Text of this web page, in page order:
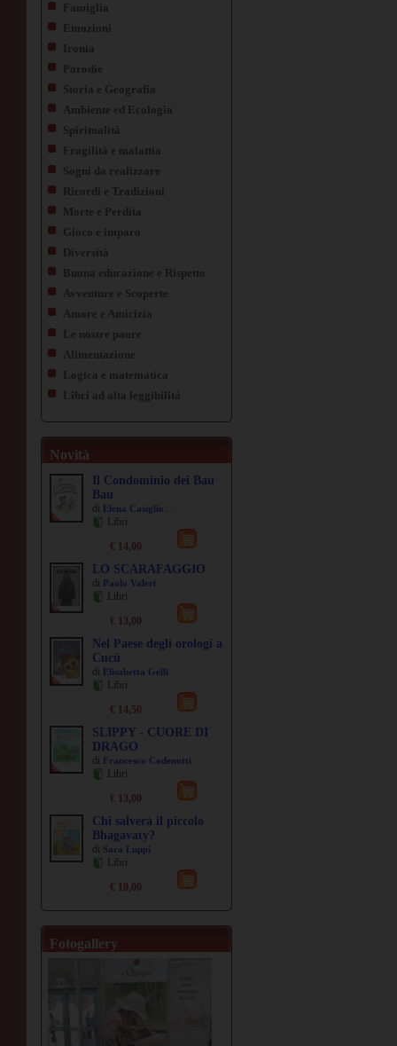
Famiglia
Emozioni
Ironia
Parodie
Storia e Geografia
Ambiente ed Ecologia
Spiritualità
Fragilità e malattia
Sogni da realizzare
Ricordi e Tradizioni
Morte e Perdita
Gioco e imparo
Diversità
Buona educazione e Rispetto
Avventure e Scoperte
Amore e Amicizia
Le nostre paure
Alimentazione
Logica e matematica
Libri ad alta leggibilità
Novità
Il Condominio dei Bau
Bau
di Elena Casiglio...
Libri
€ 14,00
LO SCARAFAGGIO
di Paolo Valeri
Libri
€ 13,00
Nel Paese degli orologi a
Cucù
di Elisabetta Gelli
Libri
€ 14,50
SLIPPY - CUORE DI
DRAGO
di Francesco Codenotti
Libri
€ 13,00
Chi salverà il piccolo
Bhagavaty?
di Sara Luppi
Libri
€ 10,00
Fotogallery